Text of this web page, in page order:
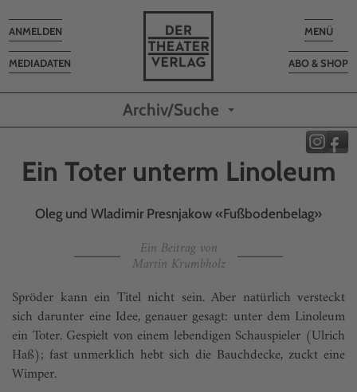
Toggle
MENÜ
ABO & SHOP
MEDIADATEN
Toggle
navigation
ANMELDEN
Archiv/Suche
Ein Toter unterm Linoleum
Oleg und Wladimir Presnjakow «Fußbodenbelag»
Ein Beitrag von
Martin Krumbholz
Spröder kann ein Titel nicht sein. Aber natürlich versteckt
sich darunter eine Idee, genauer gesagt: unter dem Linoleum
ein Toter. Gespielt von einem lebendigen Schauspieler (Ulrich
Haß); fast unmerklich hebt sich die Bauchdecke, zuckt eine
Wimper.